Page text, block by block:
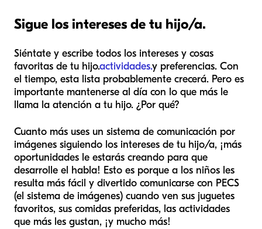
Sigue los intereses de tu hijo/a.
Siéntate y escribe todos los intereses y cosas
favoritas de tu hijo.actividades.y preferencias. Con
el tiempo, esta lista probablemente crecerá. Pero es
importante mantenerse al día con lo que más le
llama la atención a tu hijo. ¿Por qué?
Cuanto más uses un sistema de comunicación por
imágenes siguiendo los intereses de tu hijo/a, ¡más
oportunidades le estarás creando para que
desarrolle el habla! Esto es porque a los niños les
resulta más fácil y divertido comunicarse con PECS
(el sistema de imágenes) cuando ven sus juguetes
favoritos, sus comidas preferidas, las actividades
que más les gustan, ¡y mucho más!